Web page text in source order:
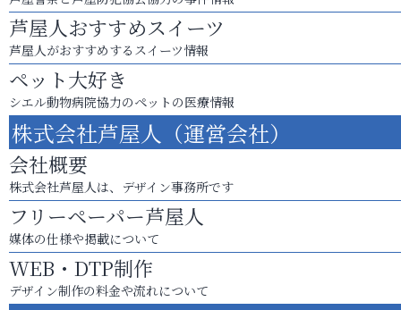
芦屋人おすすめスイーツ
芦屋人がおすすめするスイーツ情報
ペット大好き
シエル動物病院協力のペットの医療情報
株式会社芦屋人（運営会社）
会社概要
株式会社芦屋人は、デザイン事務所です
フリーペーパー芦屋人
媒体の仕様や掲載について
WEB・DTP制作
デザイン制作の料金や流れについて